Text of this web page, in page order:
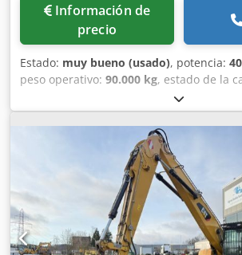
Información de
precio
Estado: muy bueno (usado), potencia:
peso operativo: 90.000 kg, estado de la
, horas de
Equipamiento:aire acondicionado,
390FL ME Año de fabricación: 2015
funcionamiento: 12.866 h Cabina de
Aire acondicionado Radio Cámara de
Engrase centralizado Pluma estándar
2,90 m Cazo de roca con cuchilla, ancho
rodaje aprox. 60% conservado Zapatas
ancho Motor CAT C18 con 406 kW CE /
90 t. Dksdpsy U I Hbsfx Ah Rjr